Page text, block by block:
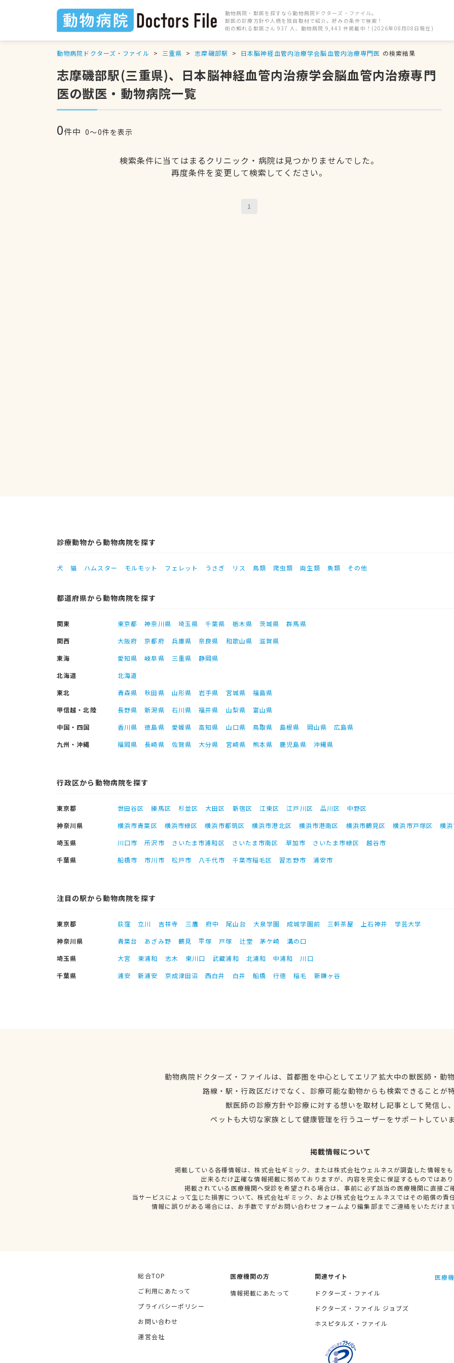
動物病院・獣医を探すなら動物病院ドクターズ・ファイル。
獣医の診療方針や人柄を独自取材で紹介。好みの条件で検索！
街の頼れる獣医さん 937 人、動物病院 9,443 件掲載中！(2026年08月08日現在)
動物病院ドクターズ・ファイル 三重県 志摩磯部駅 日本脳神経血管内治療学会脳血管内治療専門医 の検索結果
志摩磯部駅(三重県)、日本脳神経血管内治療学会脳血管内治療専門
医の獣医・動物病院一覧
0件中 0〜0件を表示
検索条件に当てはまるクリニック・病院は見つかりませんでした。
再度条件を変更して検索してください。
1
診療動物から動物病院を探す
犬 猫 ハムスター モルモット フェレット うさぎ リス 鳥類 爬虫類 両生類 魚類 その他
都道府県から動物病院を探す
関東 東京都 神奈川県 埼玉県 千葉県 栃木県 茨城県
群馬県
関西
大阪府 京都府 兵庫県 奈良県 和歌山県
滋賀県
東海
愛知県 岐阜県 三重県
静岡県
北海道
北海道
東北
青森県 秋田県 山形県 岩手県 宮城県
福島県
甲信越・北陸
長野県 新潟県 石川県 福井県 山梨県
富山県
中国・四国
香川県 徳島県 愛媛県 高知県 山口県 鳥取県 島根県 岡山県
広島県
九州・沖縄
福岡県 長崎県 佐賀県 大分県 宮崎県 熊本県 鹿児島県 沖縄県
行政区から動物病院を探す
東京都 世田谷区 練馬区 杉並区 大田区 新宿区 江東区 江戸川区 品川区
中野区
神奈川県
横浜市青葉区 横浜市緑区 横浜市都筑区 横浜市港北区 横浜市港南区 横浜市鶴見区 横浜市戸塚区
横
埼玉県
川口市 所沢市 さいたま市浦和区 さいたま市南区 草加市 さいたま市緑区
越谷市
千葉県
船橋市 市川市 松戸市 八千代市 千葉市稲毛区 習志野市 浦安市
注目の駅から動物病院を探す
東京都 荻窪 立川 吉祥寺 三鷹 府中 尾山台 大泉学園 成城学園前 三軒茶屋 上石神井
学芸大学
神奈川県
青葉台 あざみ野 鶴見 平塚 戸塚 辻堂 茅ケ崎
溝の口
埼玉県
大宮 東浦和 志木 東川口 武蔵浦和 北浦和 中浦和
川口
千葉県
浦安 新浦安 京成津田沼 西白井 白井 船橋 行徳 稲毛 新鎌ヶ谷
動物病院ドクターズ・ファイルは、首都圏を中心としてエリア拡大中の獣医師・動
路線・駅・行政区だけでなく、診療可能な動物からも検索できることが
獣医師の診療方針や診療に対する想いを取材し記事として発信し
ペットも大切な家族として健康管理を行うユーザーをサポートしてい
掲載情報について
掲載している各種情報は、株式会社ギミック、または株式会社ウェルネスが調査した情報を
出来るだけ正確な情報掲載に努めておりますが、内容を完全に保証するものではあ
掲載されている医療機関へ受診を希望される場合は、事前に必ず該当の医療機関に直接ご
当サービスによって生じた損害について、株式会社ギミック、および株式会社ウェルネスではその賠償の責
情報に誤りがある場合には、お手数ですがお問い合わせフォームより編集部までご連絡をいただけま
総合TOP
ご利用にあたって
プライバシーポリシー
お問い合わせ
運営会社
医療機関の方
情報掲載にあたって
関連サイト
ドクターズ・ファイル
ドクターズ・ファイル ジョブズ
ホスピタルズ・ファイル
医療